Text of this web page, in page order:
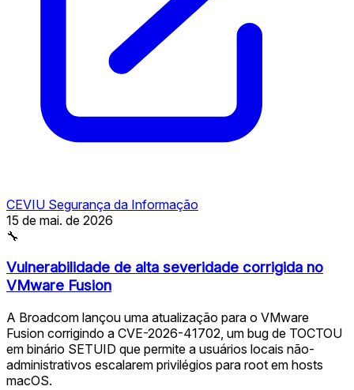
CEVIU Segurança da Informação
15 de mai. de 2026
🔧
Vulnerabilidade de alta severidade corrigida no
VMware Fusion
A Broadcom lançou uma atualização para o VMware
Fusion corrigindo a CVE-2026-41702, um bug de TOCTOU
em binário SETUID que permite a usuários locais não-
administrativos escalarem privilégios para root em hosts
macOS.